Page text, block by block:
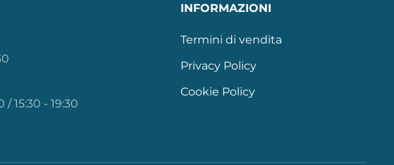
/ 15:30 - 19:30
INFORMAZIONI
Termini di vendita
Privacy Policy
Cookie Policy